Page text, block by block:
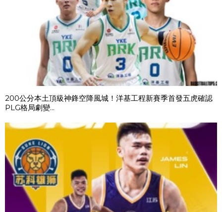
200公分本土頂級神鋒空降風城！洋基工程新賽季首發五虎確認
PLG格局劇變...